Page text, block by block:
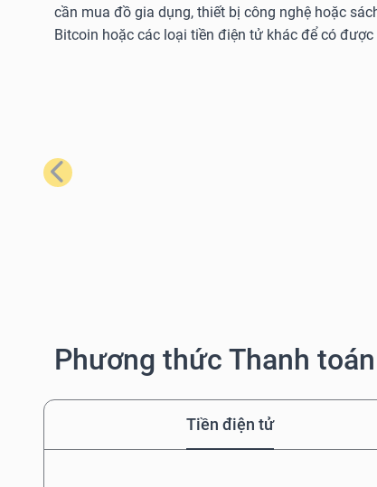
cần mua đồ gia dụng, thiết bị công nghệ hoặc
Bitcoin hoặc các loại tiền điện tử khác để có
Trước
Phương thức Thanh toán
Tiền điện tử